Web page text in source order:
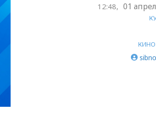
12:48, 01